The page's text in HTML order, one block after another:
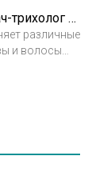
и
Врач
Клиника X.O
либо
Аппаратное лечение волос. Врач-трихолог Вохмянин Александр Викторович
различные
и волосы